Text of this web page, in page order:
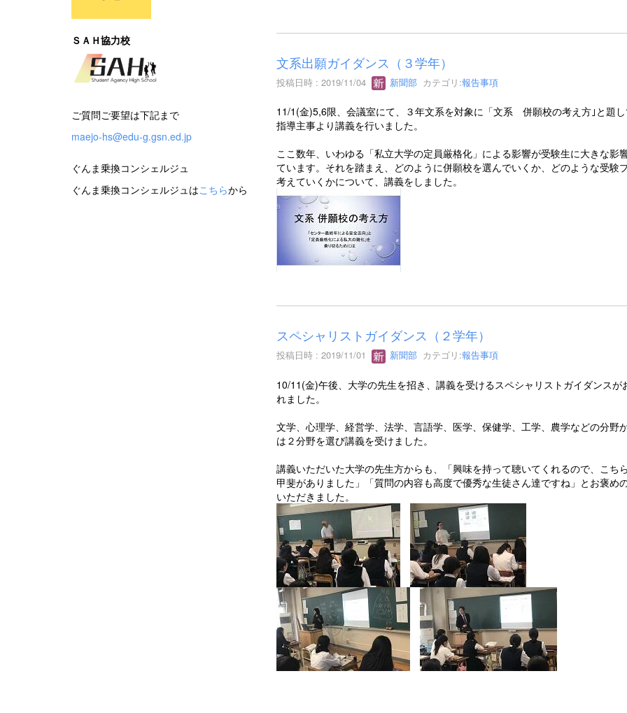
文系出願ガイダンス（３学年）
投稿日時 : 2019/11/04 新聞部カテゴリ:報告事項
11/1(金)5,6限、会議室にて、３年文系を対象に「文系 併願校の考え方｣と題
指導主事より講義を行いました。
ここ数年、いわゆる「私立大学の定員厳格化」による影響が受験生に大きな影
ています。それを踏まえ、どのように併願校を選んでいくか、どのような受験
考えていくかについて、講義をしました。
スペシャリストガイダンス（２学年）
投稿日時 : 2019/11/01 新聞部カテゴリ:報告事項
10/11(金)午後、大学の先生を招き、講義を受けるスペシャリストガイダンスが
れました。
文学、心理学、経営学、法学、言語学、医学、保健学、工学、農学などの分野
は２分野を選び講義を受けました。
講義いただいた大学の先生方からも、「興味を持って聴いてくれるので、こち
甲斐がありました」「質問の内容も高度で優秀な生徒さん達ですね」とお褒め
いただきました。
ＳＡＨ協力校
ご質問ご要望は下記まで
maejo-hs@edu-g.gsn.ed.jp
ぐんま乗換コンシェルジュ
ぐんま乗換コンシェルジュはこちらから